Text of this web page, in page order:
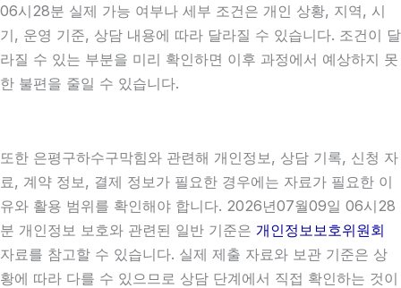
06시28분 실제 가능 여부나 세부 조건은 개인 상황, 지역, 시
기, 운영 기준, 상담 내용에 따라 달라질 수 있습니다. 조건이 달
라질 수 있는 부분을 미리 확인하면 이후 과정에서 예상하지 못
한 불편을 줄일 수 있습니다.
또한 은평구하수구막힘와 관련해 개인정보, 상담 기록, 신청 자
료, 계약 정보, 결제 정보가 필요한 경우에는 자료가 필요한 이
유와 활용 범위를 확인해야 합니다. 2026년07월09일 06시28
분 개인정보 보호와 관련된 일반 기준은 개인정보보호위원회
자료를 참고할 수 있습니다. 실제 제출 자료와 보관 기준은 상
황에 따라 다를 수 있으므로 상담 단계에서 직접 확인하는 것이